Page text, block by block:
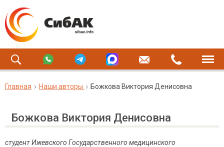
Главная Наши авторы Божкова Виктория Денисовна
Божкова Виктория Денисовна
студент Ижевского Государственного медицинского